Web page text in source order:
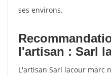
ses environs.
l'artisan : Sarl
L'artisan Sarl lacour marc